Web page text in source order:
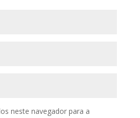
neste navegador para a